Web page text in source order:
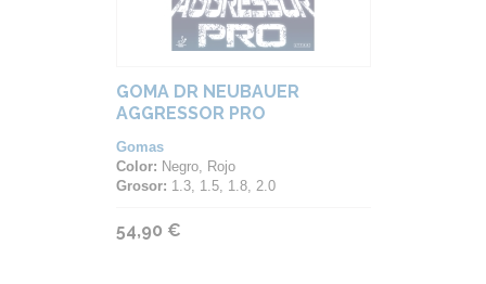
GOMA DR NEUBAUER
AGGRESSOR PRO
Gomas
Color: Negro, Rojo
Grosor: 1.3, 1.5, 1.8, 2.0
54,90 €